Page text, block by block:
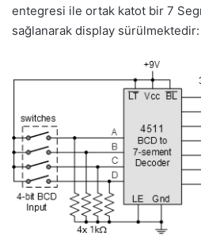
entegresi ile ortak katot bir 7
sağlanarak display sürülmektedir: